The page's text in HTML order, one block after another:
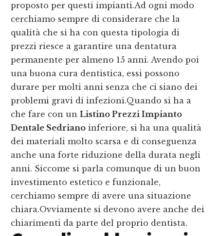
proposto per questi impianti.Ad ogni modo
cerchiamo sempre di considerare che la
qualità che si ha con questa tipologia di
prezzi riesce a garantire una dentatura
permanente per almeno 15 anni. Avendo poi
una buona cura dentistica, essi possono
durare per molti anni senza che ci siano dei
problemi gravi di infezioni.Quando si ha a
che fare con unListino Prezzi Impianto
Dentale Sedriano inferiore, si ha una qualità
dei materiali molto scarsa e di conseguenza
anche una forte riduzione della durata negli
anni. Siccome si parla comunque di un buon
investimento estetico e funzionale,
cerchiamo sempre di avere una situazione
chiara.Ovviamente si devono avere anche dei
chiarimenti da parte del proprio dentista.